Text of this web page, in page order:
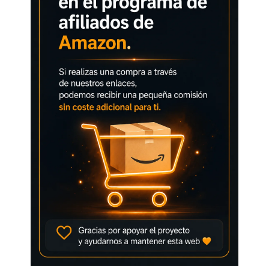
Especial Estrella Galicia – Especial
Estrella Galicia Especial es una cerveza de alta calidad,
caracterizada por su sabor suave y equilibrado, con una
cuidada combinación de maltas y lúpulos seleccionados.
Es ideal para quienes buscan una cerveza ligera y refrescante;
además de ser una excelente opción para disfrutar en
momentos de ocio y relajación.
¡Descubre el sabor de la tradición gallega con Estrella Galicia!